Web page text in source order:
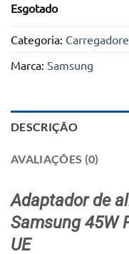
Esgotado
Categoria:
Marca: Samsung
DESCRIÇÃO
AVALIAÇÕES (0)
Adaptador de
Samsung 45W
UE